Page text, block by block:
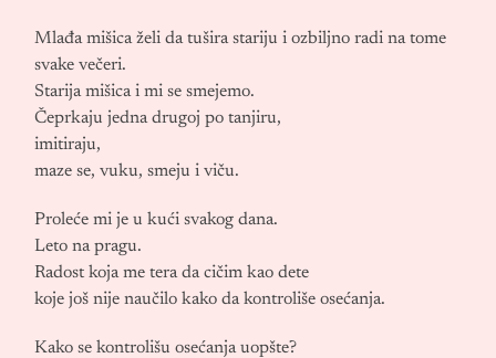
Mlađa mišica želi da tušira stariju i ozbiljno radi na tome
svake večeri.
Starija mišica i mi se smejemo.
Čeprkaju jedna drugoj po tanjiru,
imitiraju,
maze se, vuku, smeju i viču.
Proleće mi je u kući svakog dana.
Leto na pragu.
Radost koja me tera da cičim kao dete
koje još nije naučilo kako da kontroliše osećanja.
Kako se kontrolišu osećanja uopšte?